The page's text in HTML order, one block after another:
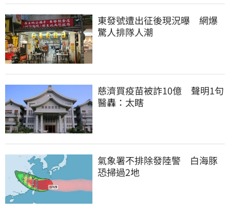
東發號遭出征後現況曝　網爆
驚人排隊人潮
慈濟買疫苗被詐10億　聲明1句
醫轟：太瞎
氣象署不排除發陸警　白海豚
恐掃過2地